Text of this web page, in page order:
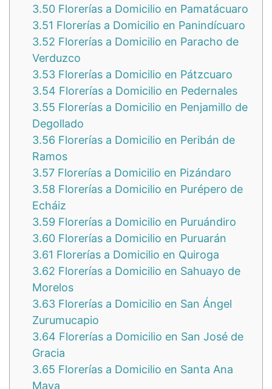
3.50 Florerías a Domicilio en Pamatácuaro
3.51 Florerías a Domicilio en Panindícuaro
3.52 Florerías a Domicilio en Paracho de
Verduzco
3.53 Florerías a Domicilio en Pátzcuaro
3.54 Florerías a Domicilio en Pedernales
3.55 Florerías a Domicilio en Penjamillo de
Degollado
3.56 Florerías a Domicilio en Peribán de
Ramos
3.57 Florerías a Domicilio en Pizándaro
3.58 Florerías a Domicilio en Purépero de
Echáiz
3.59 Florerías a Domicilio en Puruándiro
3.60 Florerías a Domicilio en Puruarán
3.61 Florerías a Domicilio en Quiroga
3.62 Florerías a Domicilio en Sahuayo de
Morelos
3.63 Florerías a Domicilio en San Ángel
Zurumucapio
3.64 Florerías a Domicilio en San José de
Gracia
3.65 Florerías a Domicilio en Santa Ana
Maya